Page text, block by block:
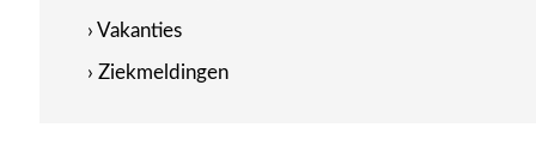
› Vakanties
› Ziekmeldingen